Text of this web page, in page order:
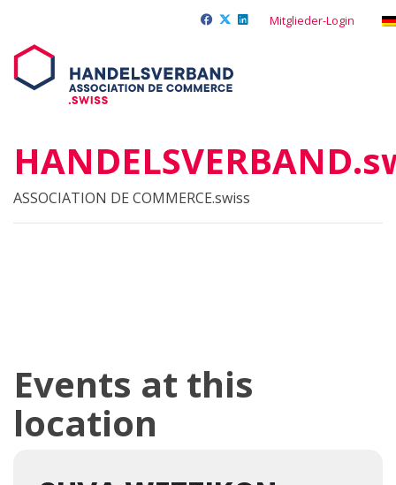
Mitglieder-Login
ASSOCIATION DE COMMERCE.swiss
Events at this
location